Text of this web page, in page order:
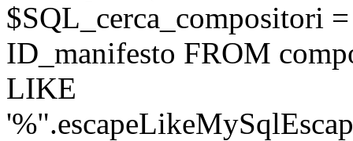
$SQL_cerca_compositori
ID_manifesto FROM
LIKE